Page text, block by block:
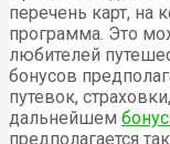
перечень карт, на
программа. Это
любителей
бонусов
путевок,
дальнейшем
предполагается